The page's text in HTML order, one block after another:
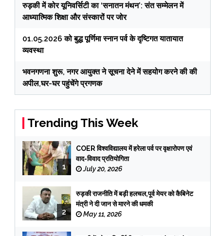
रुड़की में कोर यूनिवर्सिटी का ‘सनातन मंथन’: संत सम्मेलन में
आध्यात्मिक शिक्षा और संस्कारों पर जोर
01.05.2026 को बुद्ध पूर्णिमा स्नान पर्व के दृष्टिगत यातायात
व्यवस्था
भवनगणना शुरू, नगर आयुक्त ने सूचना देने में सहयोग करने की की
अपील,घर-घर पहुंचेंगे प्रगणक
Trending This Week
1
COER विश्वविद्यालय में हरेला पर्व पर वृक्षारोपण एवं
वाद-विवाद प्रतियोगिता
July 20, 2026
2
रुड़की राजनीति में बड़ी हलचल,पूर्व मेयर को कैबिनेट
मंत्री ने दी जान से मारने की धमकी
May 11, 2026